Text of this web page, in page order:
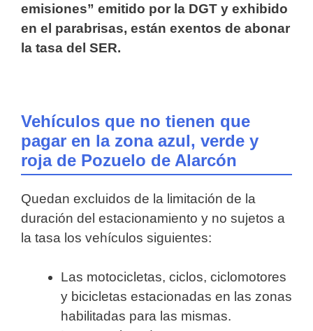
emisiones” emitido por la DGT y exhibido
en el parabrisas, están exentos de abonar
la tasa del SER.
Vehículos que no tienen que
pagar en la zona azul, verde y
roja de Pozuelo de Alarcón
Quedan excluidos de la limitación de la
duración del estacionamiento y no sujetos a
la tasa los vehículos siguientes:
Las motocicletas, ciclos, ciclomotores
y bicicletas estacionadas en las zonas
habilitadas para las mismas.